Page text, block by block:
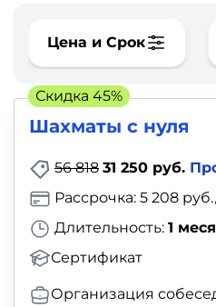
Цена и Срок
Шахматы с нуля
56 818 31 250 руб.
Длительность: 1
Сертификат
Рассрочка: 5 208
Организация
Скидка 45%
фото,
аудио
Маркетинг
язык
Для
детей